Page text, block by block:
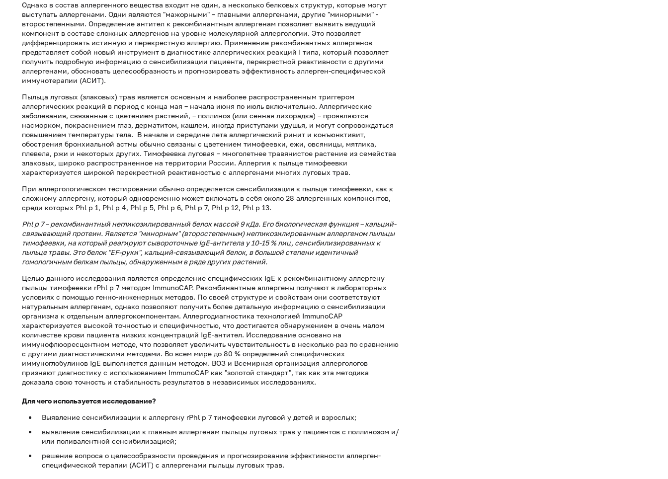
Однако в состав аллергенного вещества входит не один, а несколько белковых структур, которые могут
выступать аллергенами. Одни являются "мажорными" – главными аллергенами, другие "минорными" -
второстепенными. Определение антител к рекомбинантным аллергенам позволяет выявить ведущий
компонент в составе сложных аллергенов на уровне молекулярной аллергологии. Это позволяет
дифференцировать истинную и перекрестную аллергию. Применение рекомбинантных аллергенов
представляет собой новый инструмент в диагностике аллергических реакций I типа, который позволяет
получить подробную информацию о сенсибилизации пациента, перекрестной реактивности с другими
аллергенами, обосновать целесообразность и прогнозировать эффективность аллерген-специфической
иммунотерапии (АСИТ).
Пыльца луговых (злаковых) трав является основным и наиболее распространенным триггером
аллергических реакций в период с конца мая – начала июня по июль включительно. Аллергические
заболевания, связанные с цветением растений, – поллиноз (или сенная лихорадка) – проявляются
насморком, покраснением глаз, дерматитом, кашлем, иногда приступами удушья, и могут сопровождаться
повышением температуры тела. В начале и середине лета аллергический ринит и конъюнктивит,
обострения бронхиальной астмы обычно связаны с цветением тимофеевки, ежи, овсяницы, мятлика,
плевела, ржи и некоторых других. Тимофеевка луговая – многолетнее травянистое растение из семейства
злаковых, широко распространенное на территории России. Аллергия к пыльце тимофеевки
характеризуется широкой перекрестной реактивностью с аллергенами многих луговых трав.
При аллергологическом тестировании обычно определяется сенсибилизация к пыльце тимофеевки, как к
сложному аллергену, который одновременно может включать в себя около 28 аллергенных компонентов,
среди которых Phl p 1, Phl p 4, Phl p 5, Phl p 6, Phl p 7, Phl p 12, Phl p 13.
Phl p 7 – рекомбинантный негликозилированный белок массой 9 кДа. Его биологическая функция – кальций-
связывающий протеин. Является "минорным" (второстепенным) негликозилированным аллергеном пыльцы
тимофеевки, на который реагируют сывороточные IgE-антитела у 10-15 % лиц, сенсибилизированных к
пыльце травы. Это белок "EF-руки", кальций-связывающий белок, в большой степени идентичный
гомологичным белкам пыльцы, обнаруженным в ряде других растений.
Целью данного исследования является определение специфических IgE к рекомбинантному аллергену
пыльцы тимофеевки rPhl p 7 методом ImmunoCAP. Рекомбинантные аллергены получают в лабораторных
условиях с помощью генно-инженерных методов. По своей структуре и свойствам они соответствуют
натуральным аллергенам, однако позволяют получить более детальную информацию о сенсибилизации
организма к отдельным аллергокомпонентам. Аллергодиагностика технологией ImmunoCAP
характеризуется высокой точностью и специфичностью, что достигается обнаружением в очень малом
количестве крови пациента низких концентраций IgE-антител. Исследование основано на
иммунофлюоресцентном методе, что позволяет увеличить чувствительность в несколько раз по сравнению
с другими диагностическими методами. Во всем мире до 80 % определений специфических
иммуноглобулинов IgE выполняется данным методом. ВОЗ и Всемирная организация аллергологов
признают диагностику с использованием ImmunoCAP как "золотой стандарт", так как эта методика
доказала свою точность и стабильность результатов в независимых исследованиях.
Для чего используется исследование?
Выявление сенсибилизации к аллергену rPhl p 7 тимофеевки луговой у детей и взрослых;
выявление сенсибилизации к главным аллергенам пыльцы луговых трав у пациентов с поллинозом и/
или поливалентной сенсибилизацией;
решение вопроса о целесообразности проведения и прогнозирование эффективности аллерген-
специфической терапии (АСИТ) с аллергенами пыльцы луговых трав.